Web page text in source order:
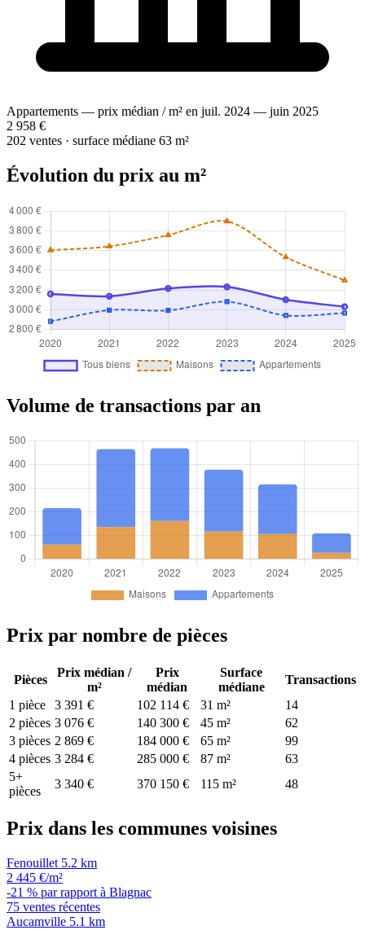
Appartements — prix médian / m² en juil. 2024 — juin 2025
2 958 €
202 ventes · surface médiane 63 m²
Évolution du prix au m²
Volume de transactions par an
Prix par nombre de pièces
Pièces
Prix médian /
m²
Prix
médian
Surface
médiane
Transactions
1 pièce
3 391 € 102 114 € 31 m²
14
2 pièces 3 076 € 140 300 € 45 m²
62
3 pièces 2 869 € 184 000 € 65 m²
99
4 pièces 3 284 € 285 000 € 87 m²
63
5+
pièces
3 340 € 370 150 € 115 m² 48
Prix dans les communes voisines
Fenouillet 5.2 km
2 445 €/m²
-21 % par rapport à Blagnac
75 ventes récentes
Aucamville 5.1 km